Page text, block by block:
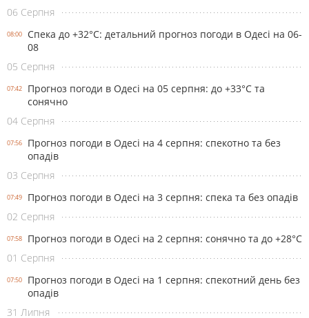
06 Серпня
08:00
Спека до +32°С: детальний прогноз погоди в Одесі на 06-
08
05 Серпня
07:42
Прогноз погоди в Одесі на 05 серпня: до +33°С та
сонячно
04 Серпня
07:56
Прогноз погоди в Одесі на 4 серпня: спекотно та без
опадів
03 Серпня
07:49
Прогноз погоди в Одесі на 3 серпня: спека та без опадів
02 Серпня
07:58
Прогноз погоди в Одесі на 2 серпня: сонячно та до +28°С
01 Серпня
07:50
Прогноз погоди в Одесі на 1 серпня: спекотний день без
опадів
31 Липня